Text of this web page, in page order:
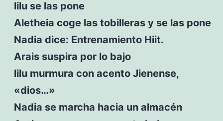
lilu se las pone
Aletheia coge las tobilleras y se las pone
Nadia dice: Entrenamiento Hiit.
Arais suspira por lo bajo
lilu murmura con acento Jienense,
«dios…»
Nadia se marcha hacia un almacén